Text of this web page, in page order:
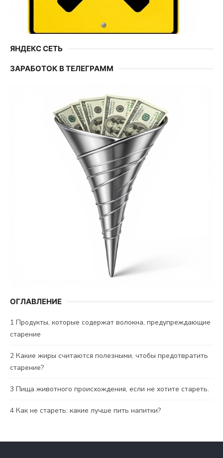
ЯНДЕКС СЕТЬ
ЗАРАБОТОК В ТЕЛЕГРАММ
ОГЛАВЛЕНИЕ
1 Продукты, которые содержат волокна, предупреждающие
старение
2 Какие жиры считаются полезными, чтобы предотвратить
старение?
3 Пища животного происхождения, если не хотите стареть.
4 Как не стареть: какие лучше пить напитки?